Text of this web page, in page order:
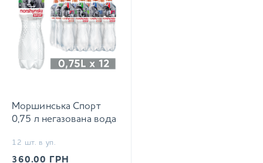
Моршинська Спорт
0,75 л негазована вода
12 шт. в уп.
360.00 ГРН